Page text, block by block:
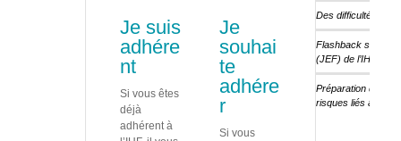
Je suis
adhére
nt
Si vous êtes
déjà
adhérent à
Je
souhai
te
adhére
r
Si vous
Des difficultés
Flashback sur les
(JEF) de l’IHF
Préparation des
risques liés au